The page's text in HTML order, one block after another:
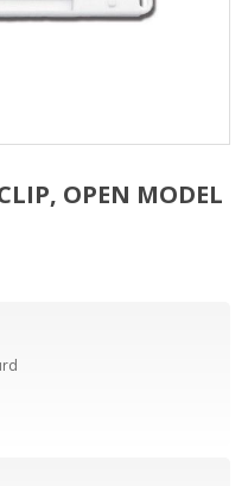
OPEN MODEL